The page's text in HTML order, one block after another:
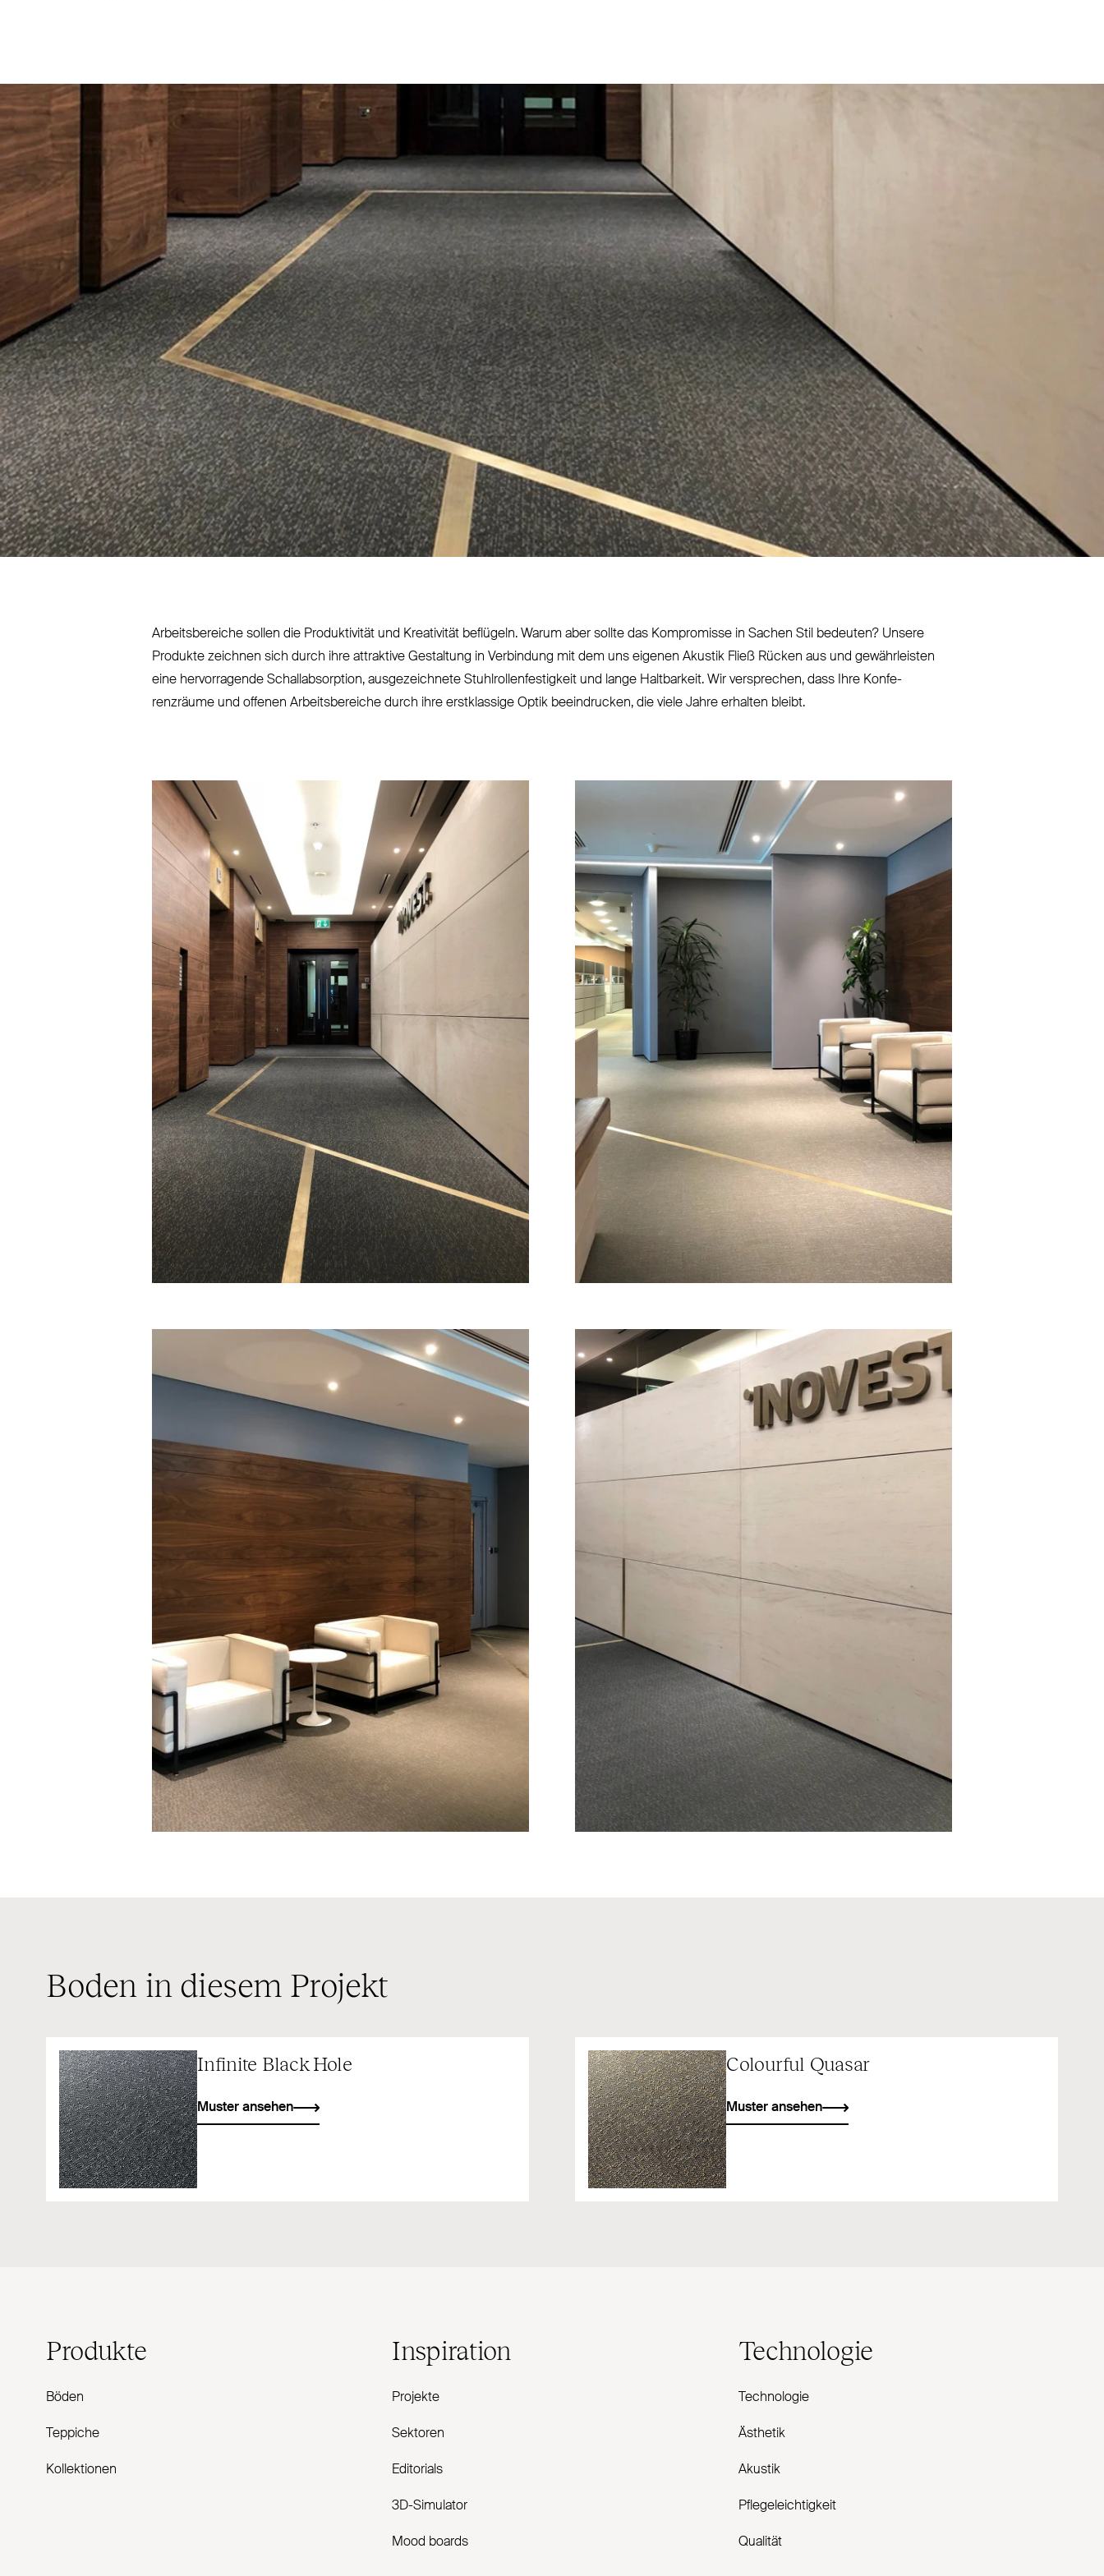
Arbeits­bereiche sollen die Pro­duk­tivität und Krea­tivität beflügeln. Warum aber sollte das Kom­promisse in Sachen Stil bedeuten? Unsere
Produkte zeichnen sich durch ihre attraktive Gestaltung in Ver­bindung mit dem uns eigenen Akustik Fließ Rücken aus und gewähr­leisten
eine her­vor­ragende Schall­ab­sorption, aus­ge­zeichnete Stuhl­rol­len­fes­tigkeit und lange Halt­barkeit. Wir ver­sprechen, dass Ihre Kon­fe­
renzräume und offenen Arbeits­bereiche durch ihre erst­klassige Optik beein­drucken, die viele Jahre erhalten bleibt.
Boden in diesem Projekt
Infinite Black Hole
Muster ansehen
Colourful Quasar
Muster ansehen
Produkte
Böden
Teppiche
Kollektionen
Inspiration
Projekte
Sektoren
Editorials
3D-Simulator
Mood boards
Technologie
Technologie
Ästhetik
Akustik
Pflegeleichtigkeit
Qualität